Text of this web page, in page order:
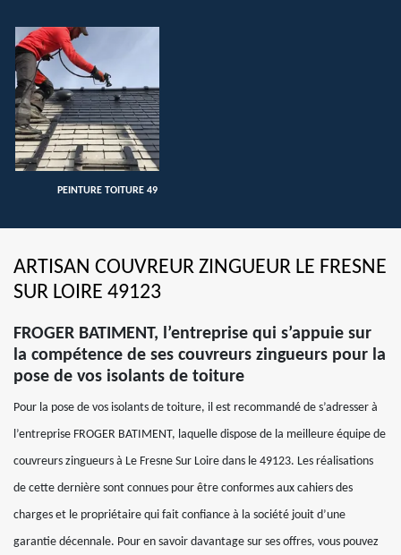
PEINTURE TOITURE 49
ARTISAN COUVREUR ZINGUEUR LE FRESNE
SUR LOIRE 49123
FROGER BATIMENT, l’entreprise qui s’appuie sur
la compétence de ses couvreurs zingueurs pour la
pose de vos isolants de toiture
Pour la pose de vos isolants de toiture, il est recommandé de s’adresser à
l’entreprise FROGER BATIMENT, laquelle dispose de la meilleure équipe de
couvreurs zingueurs à Le Fresne Sur Loire dans le 49123. Les réalisations
de cette dernière sont connues pour être conformes aux cahiers des
charges et le propriétaire qui fait confiance à la société jouit d’une
garantie décennale. Pour en savoir davantage sur ses offres, vous pouvez